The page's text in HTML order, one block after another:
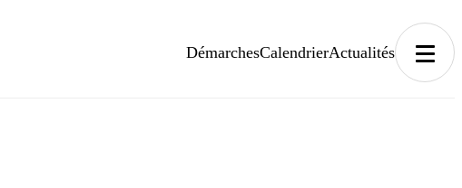
DémarchesCalendrierActualités